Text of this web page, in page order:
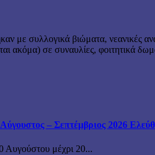
με συλλογικά βιώματα, νεανικές
ακόμα) σε συναυλίες, φοιτητικά
– Σεπτέμβριος 2026
Αυγούστου μέχρι 20...